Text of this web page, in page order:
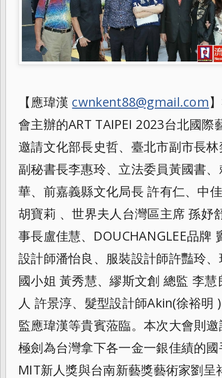
【應瑋漢 cwnkent88@gmail.com
會主辦的ART TAIPEI 2023台北國
邀請文化部長史哲、臺北市副市長
副秘書長李惠玲、立法委員黃國書
華、前嘉義縣文化局長 許有仁、中
胡寶莉 、世界夫人台灣區主席 孫妤
事長盧佳慧、DOUCHANGLEE品牌
設計師潘怡良、服裝設計師許豔玲
國小姐 黃秀慧、繆斯文創 總監 李
人 許景淳、髮型設計師Akin(徐裕明
監應瑋漢等貴賓蒞臨。本次大會則
極劍為台灣拿下各一金一銀佳績的國
MIT新人獎與台南新藝獎藝術家劉呈